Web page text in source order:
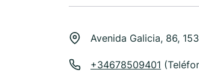
Avenida Galicia, 86,
+34678509401